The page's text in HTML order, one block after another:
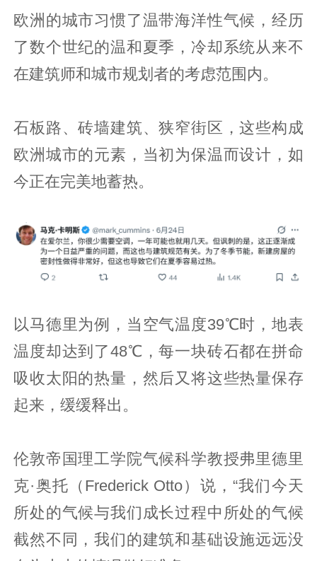
欧洲的城市习惯了温带海洋性气候，经历
了数个世纪的温和夏季，冷却系统从来不
在建筑师和城市规划者的考虑范围内。
石板路、砖墙建筑、狭窄街区，这些构成
欧洲城市的元素，当初为保温而设计，如
今正在完美地蓄热。
以马德里为例，当空气温度39℃时，地表
温度却达到了48℃，每一块砖石都在拼命
吸收太阳的热量，然后又将这些热量保存
起来，缓缓释出。
伦敦帝国理工学院气候科学教授弗里德里
克·奥托（Frederick Otto）说，“我们今天
所处的气候与我们成长过程中所处的气候
截然不同，我们的建筑和基础设施远远没